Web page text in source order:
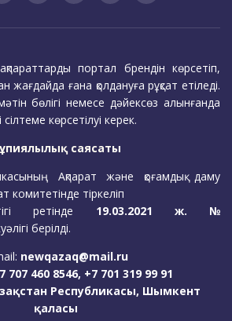
портал брендін көрсетіп,
жағдайда ғана қолдануға рұқсат етіледі.
бөлігі немесе дәйексөз алынғанда
сілтеме көрсетілуі керек.
саясаты
Ақпарат және қоғамдық даму
комитетінде тіркеліп
ретінде 19.03.2021 ж. №
берілді.
newqazaq@mail.ru
707 460 8546, +7 701 319 99 91
Республикасы, Шымкент
қаласы